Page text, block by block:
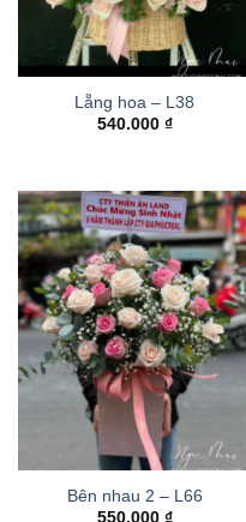
Lẵng hoa – L38
540.000 ₫
Bên nhau 2 – L66
550.000 ₫